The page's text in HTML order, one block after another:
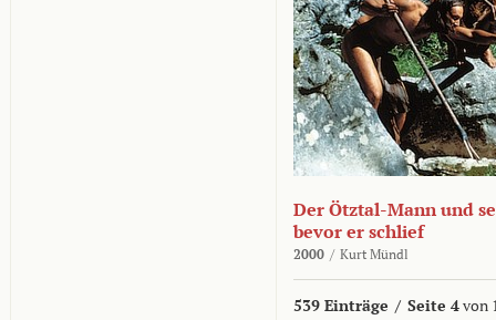
Der Ötztal-Mann und
bevor er schlief
2000 / Kurt Mündl
539 Einträge / Seite 4von